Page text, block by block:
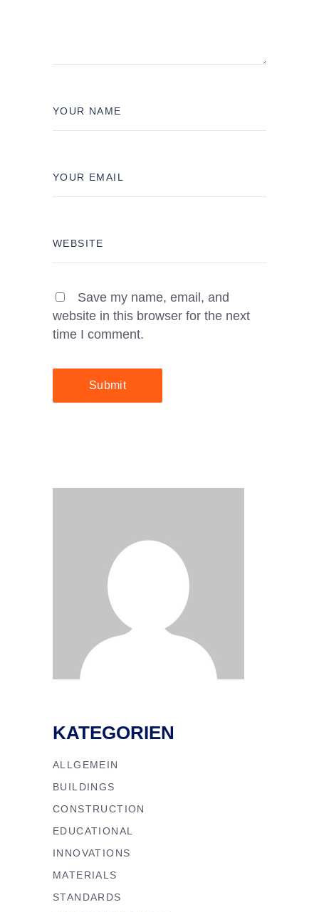
Save my name, email, and
website in this browser for the next
time I comment.
Submit
KATEGORIEN
ALLGEMEIN
BUILDINGS
CONSTRUCTION
EDUCATIONAL
INNOVATIONS
MATERIALS
STANDARDS